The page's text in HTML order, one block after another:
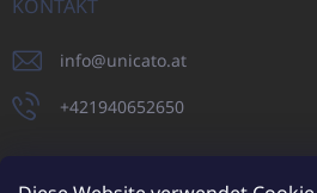
KONTAKT
info@unicato.at
+421940652650